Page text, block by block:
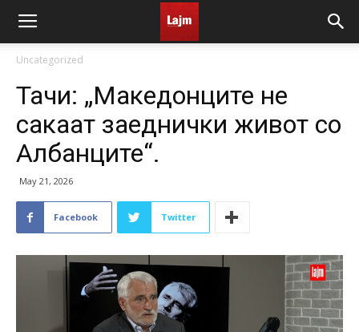
Uncategorized
Тачи: „Македонците не
сакаат заеднички живот со
Албанците“.
May 21, 2026
Facebook Twitter